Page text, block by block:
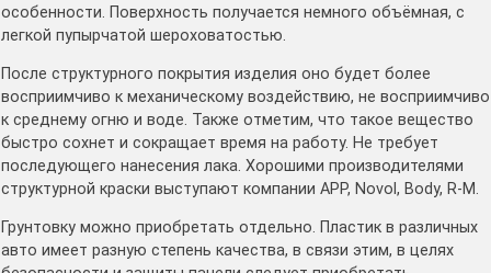
особенности. Поверхность получается немного объёмная, с
легкой пупырчатой шероховатостью.
После структурного покрытия изделия оно будет более
восприимчиво к механическому воздействию, не восприимчиво
к среднему огню и воде. Также отметим, что такое вещество
быстро сохнет и сокращает время на работу. Не требует
последующего нанесения лака. Хорошими производителями
структурной краски выступают компании APP, Novol, Body, R-M.
Грунтовку можно приобретать отдельно. Пластик в различных
авто имеет разную степень качества, в связи этим, в целях